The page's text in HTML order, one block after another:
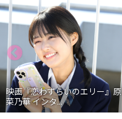
映画『恋わずらいのエリー』原
菜乃華 インタ...